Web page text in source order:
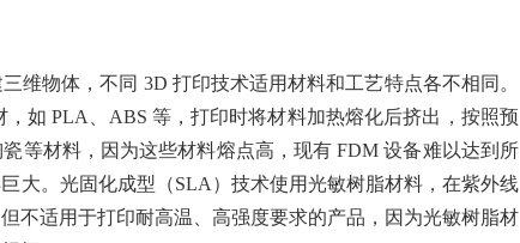
维物体，不同 3D 打印技术适用材料和工艺特点各不相同。
如 PLA、ABS 等，打印时将材料加热熔化后挤出，按照预
等材料，因为这些材料熔点高，现有 FDM 设备难以达到所
大。光固化成型（SLA）技术使用光敏树脂材料，在紫外线
不适用于打印耐高温、高强度要求的产品，因为光敏树脂材